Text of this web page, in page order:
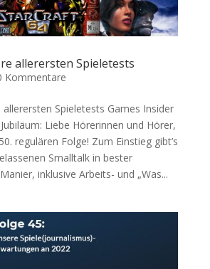
allerersten Spieletests
Kommentare
allerersten Spieletests Games Insider
Liebe Hörerinnen und Hörer,
regulären Folge! Zum Einstieg gibt’s
Smalltalk in bester
inklusive Arbeits- und „Was...